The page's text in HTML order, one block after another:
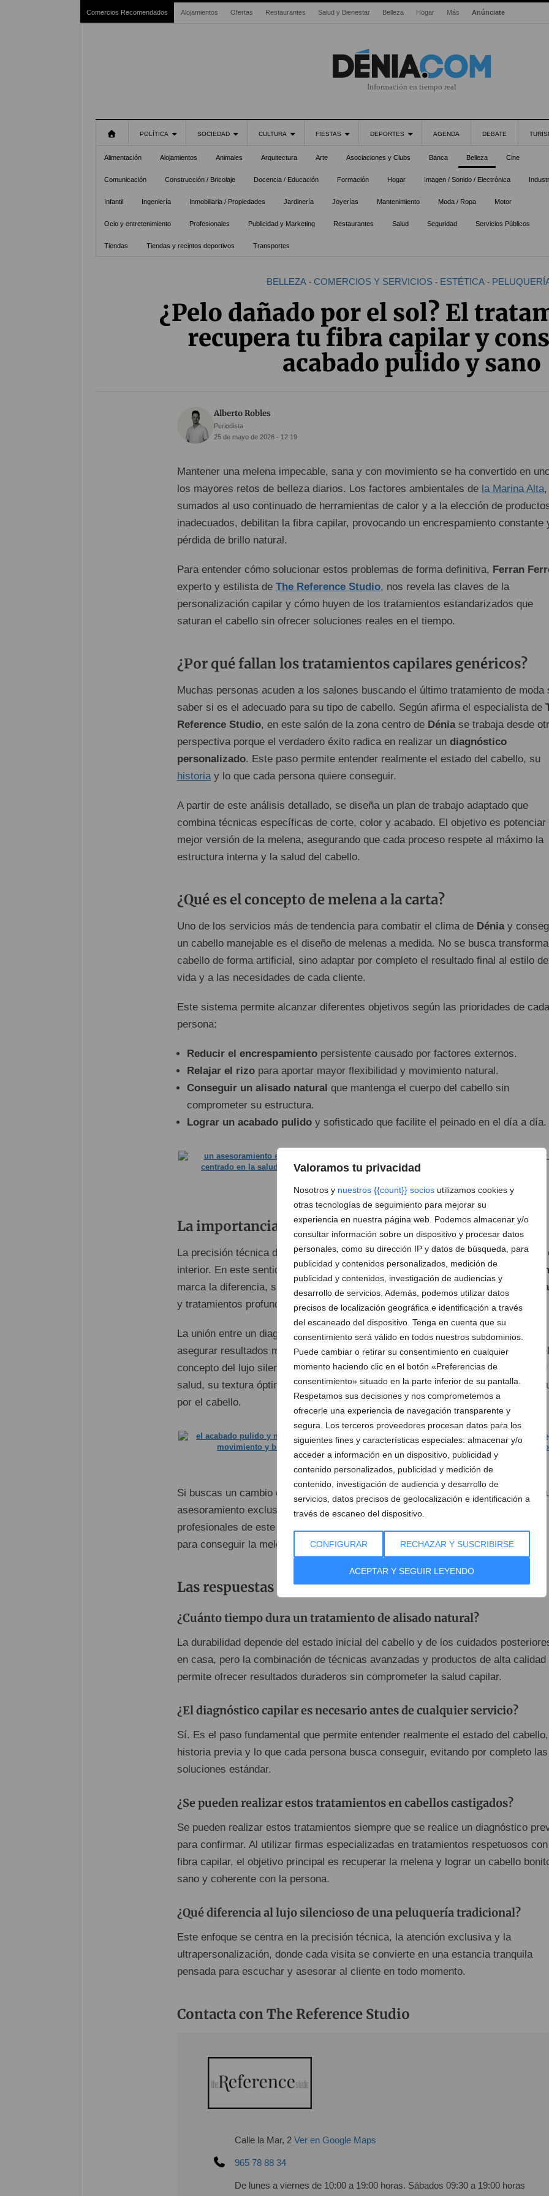
Valoramos tu privacidad
Nosotros y nuestros {{count}} socios utilizamos cookies y
otras tecnologías de seguimiento para mejorar su
experiencia en nuestra página web. Podemos almacenar y/o
consultar información sobre un dispositivo y procesar datos
personales, como su dirección IP y datos de búsqueda, para
publicidad y contenidos personalizados, medición de
publicidad y contenidos, investigación de audiencias y
desarrollo de servicios. Además, podemos utilizar datos
precisos de localización geográfica e identificación a través
del escaneado del dispositivo. Tenga en cuenta que su
consentimiento será válido en todos nuestros subdominios.
Puede cambiar o retirar su consentimiento en cualquier
momento haciendo clic en el botón «Preferencias de
consentimiento» situado en la parte inferior de su pantalla.
Respetamos sus decisiones y nos comprometemos a
ofrecerle una experiencia de navegación transparente y
segura. Los terceros proveedores procesan datos para los
siguientes fines y características especiales: almacenar y/o
acceder a información en un dispositivo, publicidad y
contenido personalizados, publicidad y medición de
contenido, investigación de audiencia y desarrollo de
servicios, datos precisos de geolocalización e identificación a
través de escaneo del dispositivo.
CONFIGURAR RECHAZAR Y SUSCRIBIRSE
ACEPTAR Y SEGUIR LEYENDO
Comercios Recomendados Alojamientos Ofertas Restaurantes Salud y Bienestar Belleza Hogar Más Anúnciate
Información en tiempo real
POLÍTICA SOCIEDAD CULTURA FIESTAS DEPORTES AGENDA DEBATE
Alimentación Alojamientos Animales Arquitectura Arte Asociaciones y Clubs Banca Belleza Cine
Comunicación Construcción / Bricolaje Docencia / Educación Formación Hogar Imagen / Sonido / Electrónica
Infantil Ingeniería Inmobiliaria / Propiedades Jardinería Joyerías Mantenimiento Moda / Ropa Motor
Ocio y entretenimiento Profesionales Publicidad y Marketing Restaurantes Salud Seguridad Servicios Públicos
Tiendas Tiendas y recintos deportivos Transportes
BELLEZA- COMERCIOS Y SERVICIOS- ESTÉTICA-
¿Pelo dañado por el sol? El
recupera tu fibra capilar y
acabado pulido y sano
Alberto Robles
Periodista
25 de mayo de 2026 - 12:19
Mantener una melena impecable, sana y con movimiento se ha convertido en
los mayores retos de belleza diarios. Los factores ambientales de la Marina Alta,
sumados al uso continuado de herramientas de calor y a la elección de
inadecuados, debilitan la fibra capilar, provocando un encrespamiento constante
pérdida de brillo natural.
Para entender cómo solucionar estos problemas de forma definitiva, Ferran
experto y estilista de The Reference Studio, nos revela las claves de la
personalización capilar y cómo huyen de los tratamientos estandarizados que
saturan el cabello sin ofrecer soluciones reales en el tiempo.
¿Por qué fallan los tratamientos capilares genéricos?
Muchas personas acuden a los salones buscando el último tratamiento de moda
saber si es el adecuado para su tipo de cabello. Según afirma el especialista de
Reference Studio, en este salón de la zona centro de Déniase trabaja desde
perspectiva porque el verdadero éxito radica en realizar un diagnóstico
personalizado. Este paso permite entender realmente el estado del cabello, su
historiay lo que cada persona quiere conseguir.
A partir de este análisis detallado, se diseña un plan de trabajo adaptado que
combina técnicas específicas de corte, color y acabado. El objetivo es potenciar
mejor versión de la melena, asegurando que cada proceso respete al máximo la
estructura interna y la salud del cabello.
¿Qué es el concepto de melena a la carta?
Uno de los servicios más de tendencia para combatir el clima de Déniay
un cabello manejable es el diseño de melenas a medida. No se busca
cabello de forma artificial, sino adaptar por completo el resultado final al estilo de
vida y a las necesidades de cada cliente.
Este sistema permite alcanzar diferentes objetivos según las prioridades de cada
persona:
Reducir el encrespamientopersistente causado por factores externos.
Relajar el rizopara aportar mayor flexibilidad y movimiento natural.
Conseguir un alisado natural que mantenga el cuerpo del cabello sin
comprometer su estructura.
Lograr un acabado pulidoy sofisticado que facilite el peinado en el día a día.
La importancia de la alta cosmética capilar orgánica
La precisión técnica debe ir acompañada de productos que cuiden la fibra desde
interior. En este sentido, la utilización de firmas especializadas comoGoa
marca la diferencia, siendo una firma pionera en el desarrollo de alisados
y tratamientos profundamente respetuosos con la fibra capilar.
La unión entre un diagnóstico profesional y unacosméticaavanzada permite
asegurar resultados muy duraderos. De este modo, la belleza se trabaja desde el
concepto del lujo silencioso y la precisión técnica: un cabello que destaca por su
salud, su textura óptima y su naturalidad, anteponiendo siempre el respeto
por el cabello.
Si buscas un cambio que vaya más allá de las tendencias pasajeras y prefieres
asesoramiento exclusivo centrado en la salud de tu cabello, el equipo de
profesionales de este salón premium en
para conseguir la melena que mejor se adapta a ti.
Las respuestas que resolverán tus dudas
¿Cuánto tiempo dura un tratamiento de alisado natural?
La durabilidad depende del estado inicial del cabello y de los cuidados
en casa, pero la combinación de técnicas avanzadas y productos de alta calidad
permite ofrecer resultados duraderos sin comprometer la salud capilar.
¿El diagnóstico capilar es necesario antes de cualquier servicio?
Sí. Es el paso fundamental que permite entender realmente el estado del
historia previa y lo que cada persona busca conseguir, evitando por completo las
soluciones estándar.
¿Se pueden realizar estos tratamientos en cabellos castigados?
Se pueden realizar estos tratamientos siempre que se realice un diagnóstico
para confirmar. Al utilizar firmas especializadas en tratamientos respetuosos
fibra capilar, el objetivo principal es recuperar la melena y lograr un cabello
sano y coherente con la persona.
¿Qué diferencia al lujo silencioso de una peluquería tradicional?
Este enfoque se centra en la precisión técnica, la atención exclusiva y la
ultrapersonalización, donde cada visita se convierte en una estancia tranquila
pensada para escuchar y asesorar al cliente en todo momento.
Contacta con The Reference Studio
Calle la Mar, 2 Ver en Google Maps
965 78 88 34
De lunes a viernes de 10:00 a 19:00 horas. Sábados 09:30 a 19:00 horas